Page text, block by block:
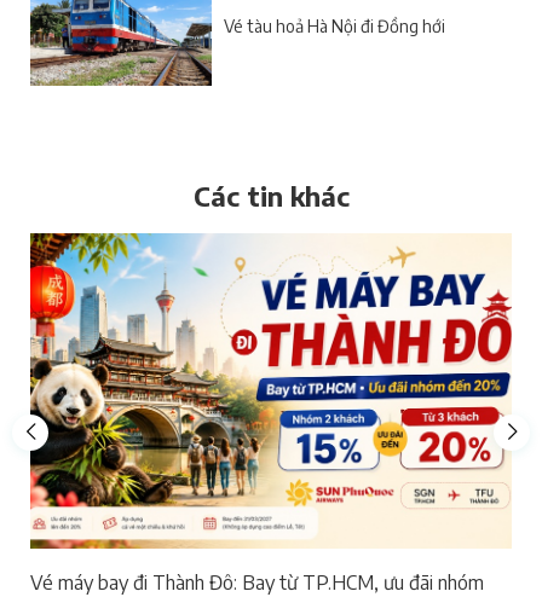
Vé tàu hoả Hà Nội đi Đồng hới
Các tin khác
Vé máy bay đi Thành Đô: Bay từ TP.HCM, ưu đãi nhóm